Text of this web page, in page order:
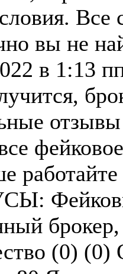
вы не
в 1:13
(0) (0)